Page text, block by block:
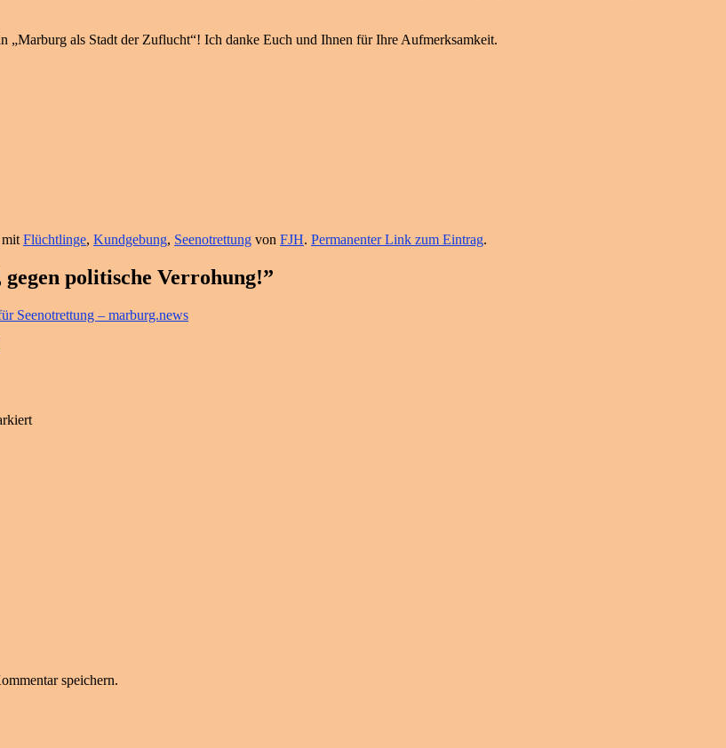
als Stadt der Zuflucht“! Ich danke Euch und Ihnen für Ihre Aufmerksamkeit.
Flüchtlinge, Kundgebung, Seenotrettung von FJH. Permanenter Link zum Eintrag.
politische Verrohung!”
Seenotrettung – marburg.news
speichern.